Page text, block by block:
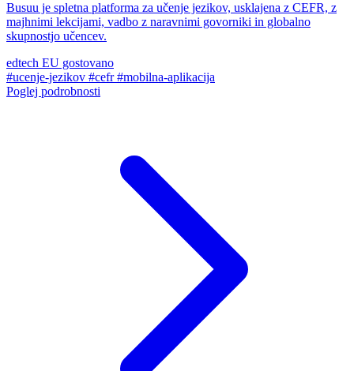
Busuu je spletna platforma za učenje jezikov, usklajena z CEFR, z
majhnimi lekcijami, vadbo z naravnimi govorniki in globalno
skupnostjo učencev.
edtech EU gostovano
#ucenje-jezikov #cefr#mobilna-aplikacija
Poglej podrobnosti